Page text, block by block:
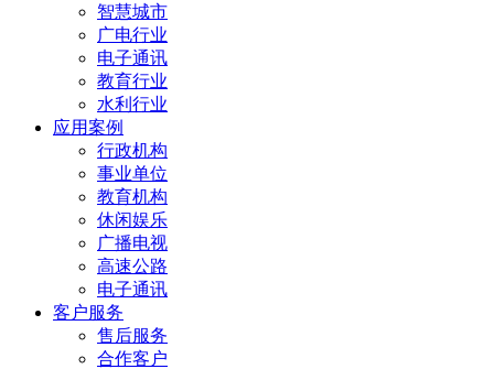
智慧城市
广电行业
电子通讯
教育行业
水利行业
应用案例
行政机构
事业单位
教育机构
休闲娱乐
广播电视
高速公路
电子通讯
客户服务
售后服务
合作客户